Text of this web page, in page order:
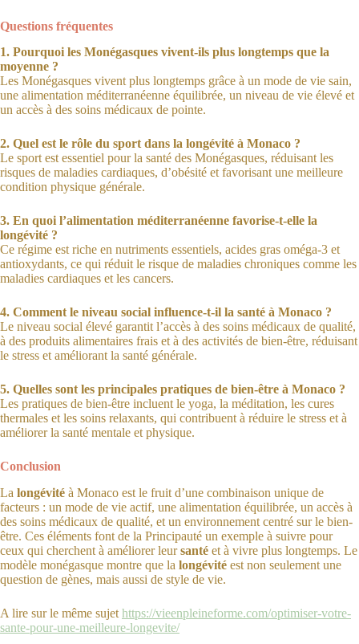
Questions fréquentes
1. Pourquoi les Monégasques vivent-ils plus longtemps que la
moyenne ?
Les Monégasques vivent plus longtemps grâce à un mode de vie sain,
une alimentation méditerranéenne équilibrée, un niveau de vie élevé et
un accès à des soins médicaux de pointe.
2. Quel est le rôle du sport dans la longévité à Monaco ?
Le sport est essentiel pour la santé des Monégasques, réduisant les
risques de maladies cardiaques, d’obésité et favorisant une meilleure
condition physique générale.
3. En quoi l’alimentation méditerranéenne favorise-t-elle la
longévité ?
Ce régime est riche en nutriments essentiels, acides gras oméga-3 et
antioxydants, ce qui réduit le risque de maladies chroniques comme les
maladies cardiaques et les cancers.
4. Comment le niveau social influence-t-il la santé à Monaco ?
Le niveau social élevé garantit l’accès à des soins médicaux de qualité,
à des produits alimentaires frais et à des activités de bien-être, réduisant
le stress et améliorant la santé générale.
5. Quelles sont les principales pratiques de bien-être à Monaco ?
Les pratiques de bien-être incluent le yoga, la méditation, les cures
thermales et les soins relaxants, qui contribuent à réduire le stress et à
améliorer la santé mentale et physique.
Conclusion
La longévité à Monaco est le fruit d’une combinaison unique de
facteurs : un mode de vie actif, une alimentation équilibrée, un accès à
des soins médicaux de qualité, et un environnement centré sur le bien-
être. Ces éléments font de la Principauté un exemple à suivre pour
ceux qui cherchent à améliorer leursanté et à vivre plus longtemps. Le
modèle monégasque montre que la longévité est non seulement une
question de gènes, mais aussi de style de vie.
A lire sur le même sujet https://vieenpleineforme.com/optimiser-votre-
sante-pour-une-meilleure-longevite/